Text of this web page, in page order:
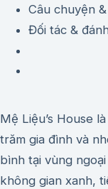
Câu chuyện
Đối tác &
Mệ Liệu’s House
trăm gia đình và
bình tại vùng
không gian xanh,